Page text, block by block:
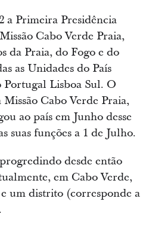
a Primeira Presidência
Cabo Verde Praia,
da Praia, do Fogo e do
as Unidades do País
Portugal Lisboa Sul. O
Cabo Verde Praia,
ao país em Junho desse
suas funções a 1 de Julho.
desde então
em Cabo Verde,
um distrito (corresponde a